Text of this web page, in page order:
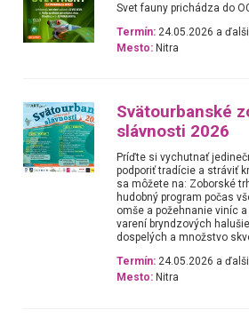
Svet fauny prichádza do
Termín: 24.05.2026 a
Mesto: Nitra
Svätourbanské
slávnosti 2026
Príďte si vychutnať
podporiť tradície a stráviť
sa môžete na: Zoborské
hudobný program počas
omše a požehnanie viníc
varení bryndzových
dospelých a množstvo
Termín: 24.05.2026 a
Mesto: Nitra